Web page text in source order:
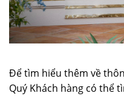
Để tìm hiểu thêm về
Quý Khách hàng có thể